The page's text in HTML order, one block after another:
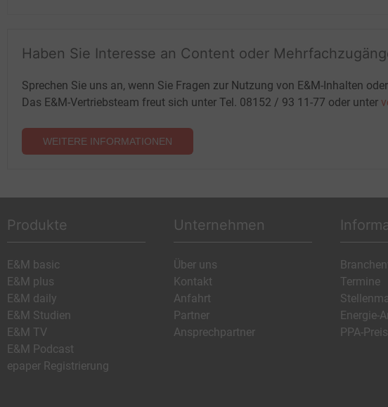
Haben Sie Interesse an Content oder
Sprechen Sie uns an, wenn Sie Fragen zur Nutzung von E&M-Inhalten
Das E&M-Vertriebsteam freut sich unter Tel. 08152 / 93 11-77 oder unter
WEITERE INFORMATIONEN
Produkte
E&M basic
E&M plus
E&M daily
E&M Studien
E&M TV
E&M Podcast
epaper Registrierung
Unternehmen
Über uns
Kontakt
Anfahrt
Partner
Ansprechpartner
Termine
Energie-
PPA-